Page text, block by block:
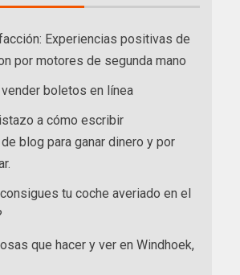
Experiencias positivas de
por motores de segunda mano
boletos en línea
a cómo escribir
blog para ganar dinero y por
tu coche averiado en el
que hacer y ver en Windhoek,